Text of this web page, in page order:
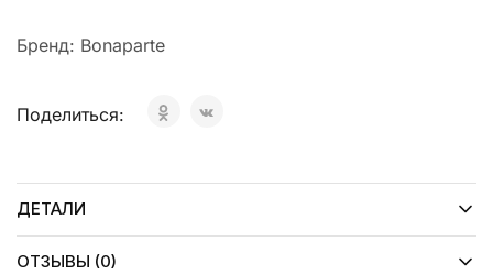
Бренд: Bonaparte
Поделиться:
ДЕТАЛИ
ОТЗЫВЫ (0)